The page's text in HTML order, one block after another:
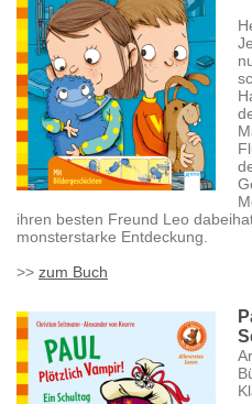
ihren besten Freund Leo
monsterstarke Entdeckung.
>> zum Buch